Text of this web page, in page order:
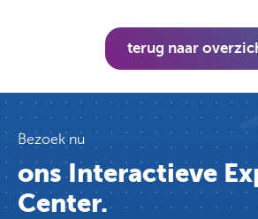
terug naar
Bezoek nu
ons Interactieve
Center.